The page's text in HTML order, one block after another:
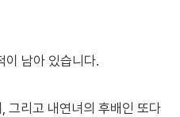
이 남아 있습니다.
그리고 내연녀의 후배인 또다